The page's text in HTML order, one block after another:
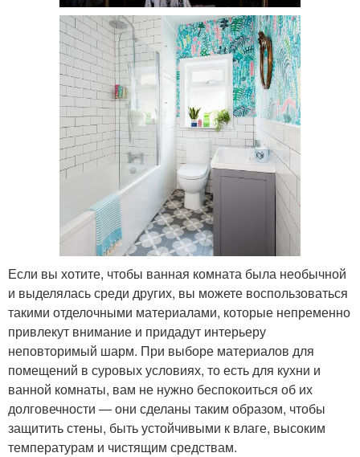
Если вы хотите, чтобы ванная комната была необычной
и выделялась среди других, вы можете воспользоваться
такими отделочными материалами, которые непременно
привлекут внимание и придадут интерьеру
неповторимый шарм. При выборе материалов для
помещений в суровых условиях, то есть для кухни и
ванной комнаты, вам не нужно беспокоиться об их
долговечности — они сделаны таким образом, чтобы
защитить стены, быть устойчивыми к влаге, высоким
температурам и чистящим средствам.